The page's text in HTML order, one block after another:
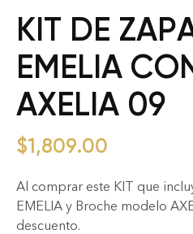
KIT DE
EMELIA
AXELIA 09
$1,809.00
Al comprar este KIT que
EMELIA y Broche modelo
descuento.